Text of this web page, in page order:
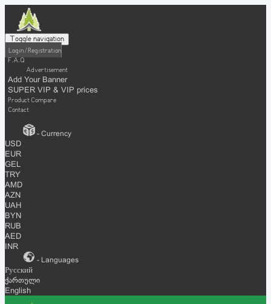
Toggle navigation
Login / Registration
F.A.Q
Advertisement
Add Your Banner
SUPER VIP & VIP prices
Product Compare
Contact
- Currency
USD
EUR
GEL
TRY
AMD
AZN
UAH
BYN
RUB
AED
INR
- Languages
Русский
ქართული
English